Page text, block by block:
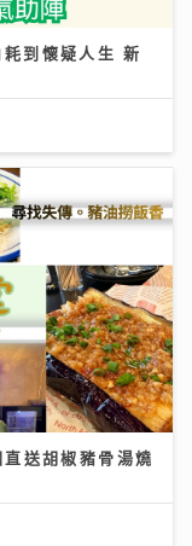
耗到懷疑人生 新
送胡椒豬骨湯燒